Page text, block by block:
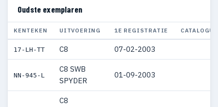
Oudste exemplaren
KENTEKEN UITVOERING 1E REGISTRATIE
17-LH-TT C8 07-02-2003
NN-945-L
C8 SWB
SPYDER
01-09-2003
C8